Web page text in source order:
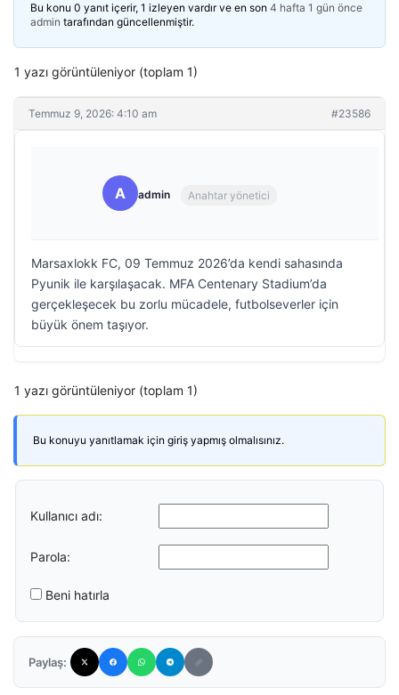
Bu konu 0 yanıt içerir, 1 izleyen vardır ve en son 4 hafta 1 gün önce
admin tarafından güncellenmiştir.
1 yazı görüntüleniyor (toplam 1)
Temmuz 9, 2026: 4:10 am #23586
A admin Anahtar yönetici
Marsaxlokk FC, 09 Temmuz 2026’da kendi sahasında
Pyunik ile karşılaşacak. MFA Centenary Stadium’da
gerçekleşecek bu zorlu mücadele, futbolseverler için
büyük önem taşıyor.
1 yazı görüntüleniyor (toplam 1)
Bu konuyu yanıtlamak için giriş yapmış olmalısınız.
Kullanıcı adı:
Parola:
Beni hatırla
Paylaş: